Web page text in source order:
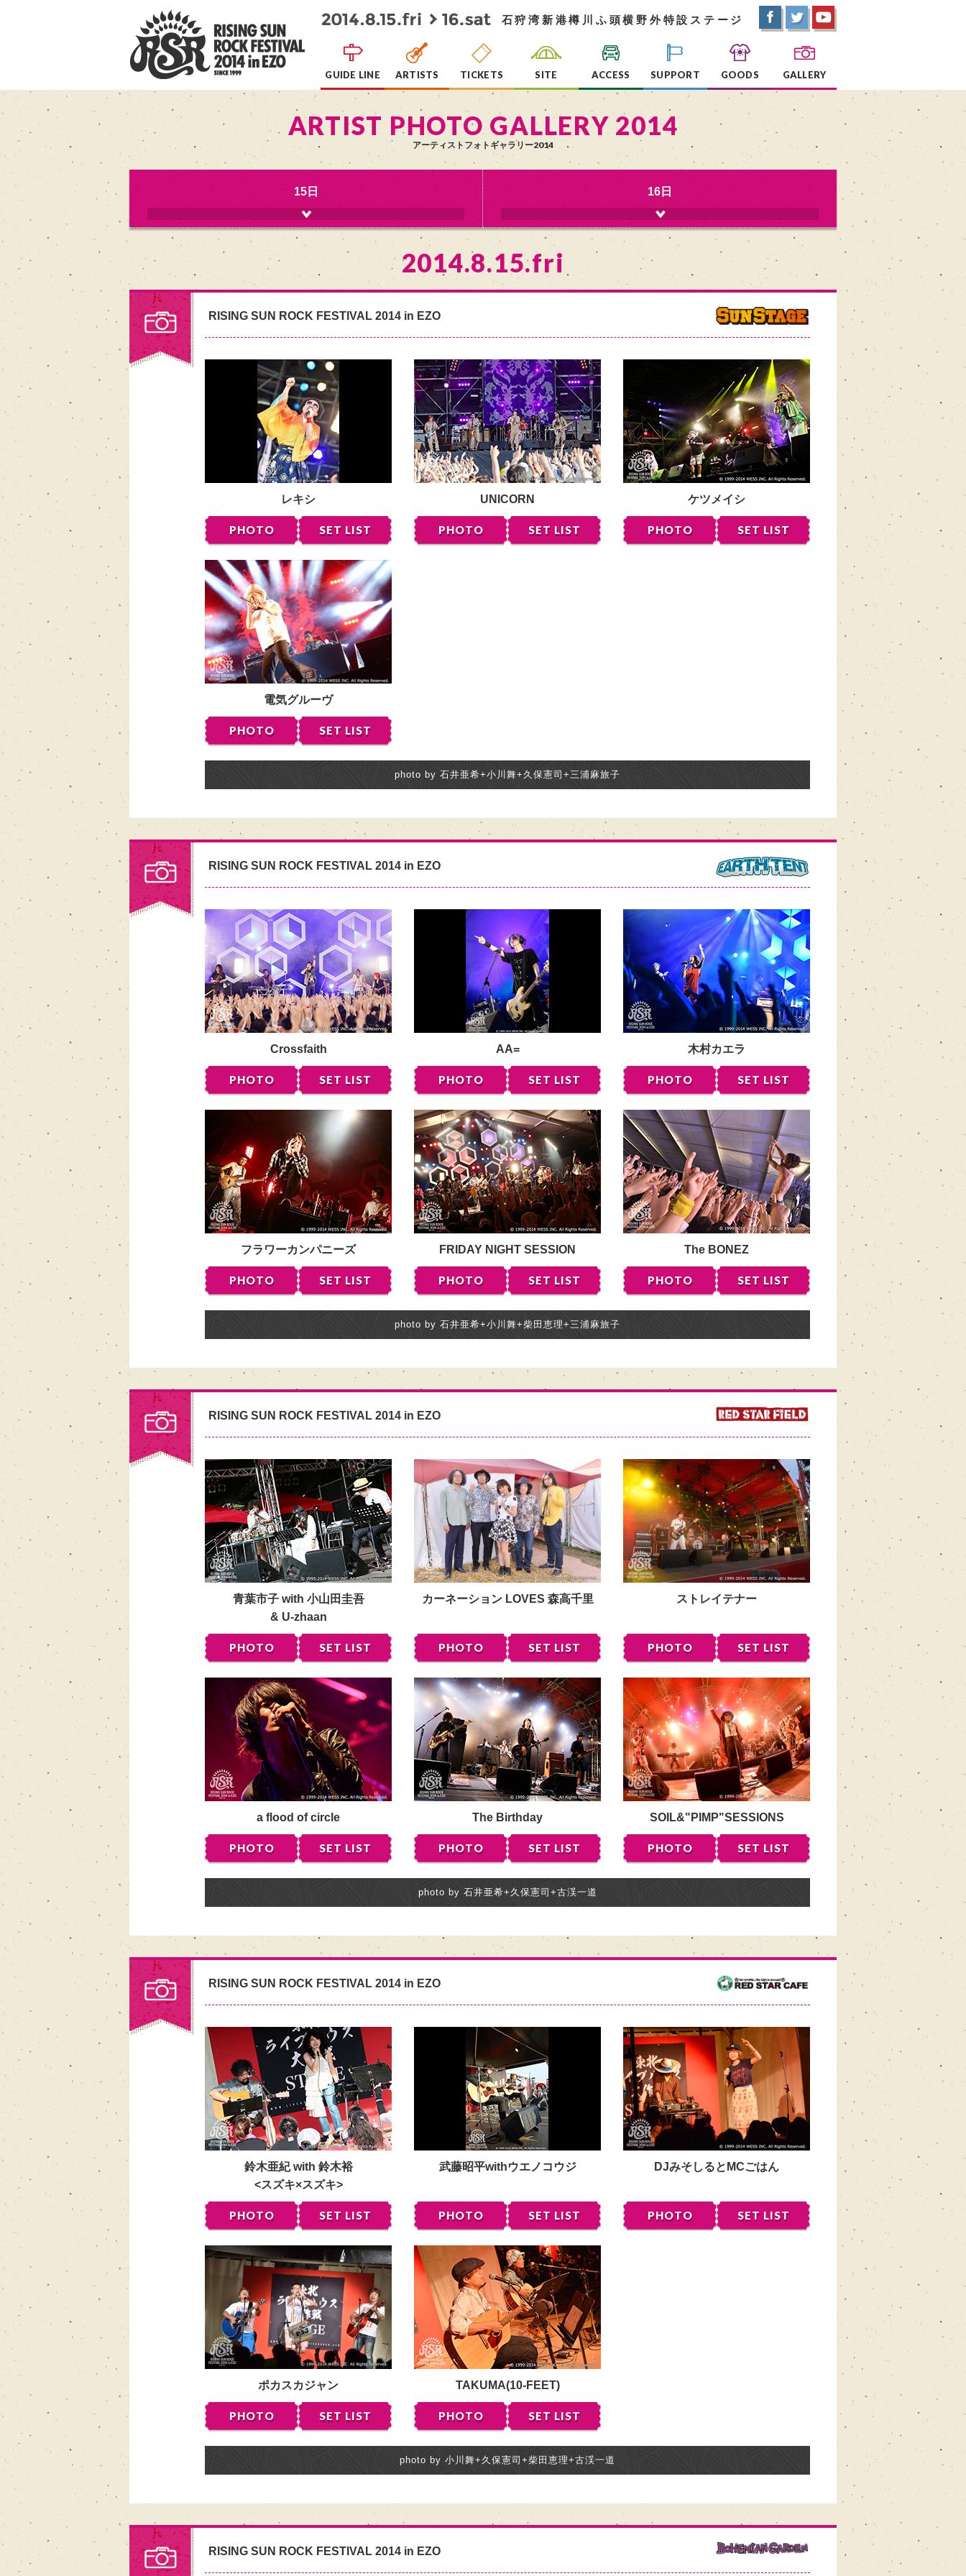
石狩湾新港樽川ふ頭横野外特設ステージ
GUIDE LINE ARTISTS TICKETS SITE ACCESS SUPPORT GOODS GALLERY
ARTIST PHOTO GALLERY 2014
アーティストフォトギャラリー2014
15日 16日
2014.8.15.fri
RISING SUN ROCK FESTIVAL 2014 in EZO
レキシ
PHOTO SET LIST
UNICORN
PHOTO SET LIST
ケツメイシ
PHOTO SET LIST
電気グルーヴ
PHOTO SET LIST
photo by 石井亜希+小川舞+久保憲司+三浦麻旅子
RISING SUN ROCK FESTIVAL 2014 in EZO
Crossfaith
PHOTO SET LIST
AA=
PHOTO SET LIST
木村カエラ
PHOTO SET LIST
フラワーカンパニーズ
PHOTO SET LIST
FRIDAY NIGHT SESSION
PHOTO SET LIST
The BONEZ
PHOTO SET LIST
photo by 石井亜希+小川舞+柴田恵理+三浦麻旅子
RISING SUN ROCK FESTIVAL 2014 in EZO
青葉市子 with 小山田圭吾
& U-zhaan
PHOTO SET LIST
カーネーション LOVES 森高千里
PHOTO SET LIST
ストレイテナー
PHOTO SET LIST
a flood of circle
PHOTO SET LIST
The Birthday
PHOTO SET LIST
SOIL&"PIMP"SESSIONS
PHOTO SET LIST
photo by 石井亜希+久保憲司+古渓一道
RISING SUN ROCK FESTIVAL 2014 in EZO
鈴木亜紀 with 鈴木裕
<スズキ×スズキ>
PHOTO SET LIST
武藤昭平withウエノコウジ
PHOTO SET LIST
DJみそしるとMCごはん
PHOTO SET LIST
ポカスカジャン
PHOTO SET LIST
TAKUMA(10-FEET)
PHOTO SET LIST
photo by 小川舞+久保憲司+柴田恵理+古渓一道
RISING SUN ROCK FESTIVAL 2014 in EZO